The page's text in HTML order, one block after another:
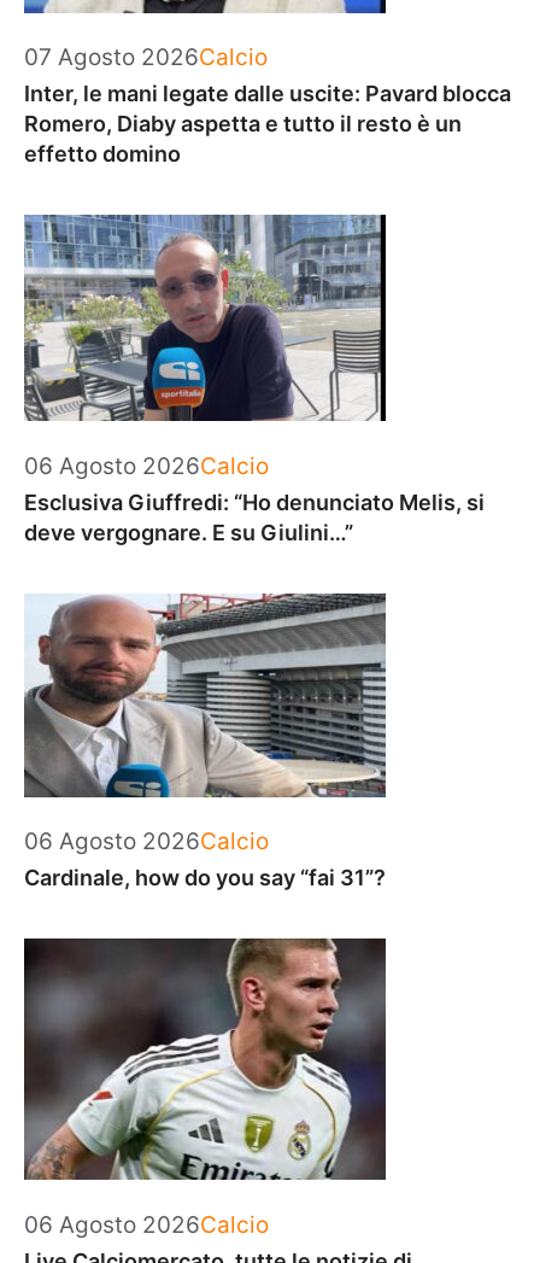
07 Agosto 2026Categorie
Calcio
Inter, le mani legate dalle uscite: Pavard blocca
Romero, Diaby aspetta e tutto il resto è un
effetto domino
06 Agosto 2026Categorie
Calcio
Esclusiva Giuffredi: “Ho denunciato Melis, si
deve vergognare. E su Giulini…”
06 Agosto 2026Categorie
Calcio
Cardinale, how do you say “fai 31”?
06 Agosto 2026Categorie
Calcio